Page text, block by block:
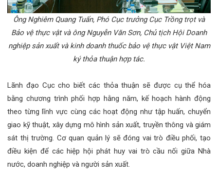
Ông Nghiêm Quang Tuấn, Phó Cục trưởng Cục Trồng trọt và
Bảo vệ thực vật và ông Nguyễn Văn Sơn, Chủ tịch Hội Doanh
nghiệp sản xuất và kinh doanh thuốc bảo vệ thực vật Việt Nam
ký thỏa thuận hợp tác.
Lãnh đạo Cục cho biết các thỏa thuận sẽ được cụ thể hóa
bằng chương trình phối hợp hằng năm, kế hoạch hành động
theo từng lĩnh vực cùng các hoạt động như tập huấn, chuyển
giao kỹ thuật, xây dựng mô hình sản xuất, truyền thông và giám
sát thị trường. Cơ quan quản lý sẽ đóng vai trò điều phối, tạo
điều kiện để các hiệp hội phát huy vai trò cầu nối giữa Nhà
nước, doanh nghiệp và người sản xuất.